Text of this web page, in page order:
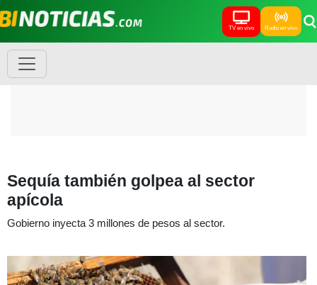
TV en vivo Radio en vivo
Sequía también golpea al sector
apícola
Gobierno inyecta 3 millones de pesos al sector.